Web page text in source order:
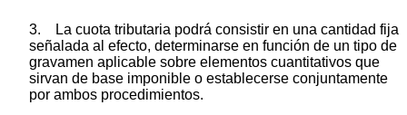
3. La cuota tributaria podrá consistir en una cantidad fija
señalada al efecto, determinarse en función de un tipo de
gravamen aplicable sobre elementos cuantitativos que
sirvan de base imponible o establecerse conjuntamente
por ambos procedimientos.